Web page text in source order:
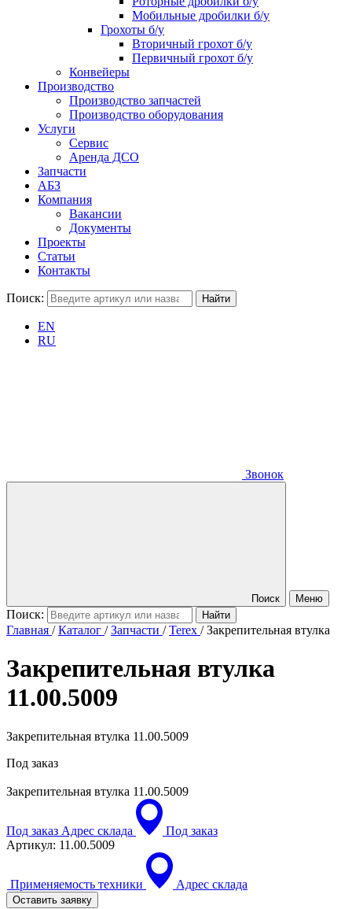
Мобильные дробилки б/у
Грохоты б/у
Вторичный грохот б/у
Первичный грохот б/у
Конвейеры
Производство
Производство запчастей
Производство оборудования
Услуги
Сервис
Аренда ДСО
Запчасти
АБЗ
Компания
Вакансии
Документы
Проекты
Статьи
Контакты
Поиск:
EN
RU
Звонок
Поиск Меню
Поиск:
Главная /Каталог /Запчасти /Terex /Закрепительная втулка
Закрепительная втулка
11.00.5009
Закрепительная втулка 11.00.5009
Под заказ
Закрепительная втулка 11.00.5009
Под заказ Адрес склада
Под заказ
Артикул: 11.00.5009
Применяемость техники Адрес склада
Оставить заявку